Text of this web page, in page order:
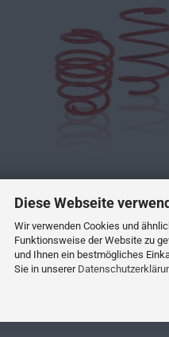
Diese Webseite
Wir verwenden Cookies und
Funktionsweise der Website zu
und Ihnen ein bestmögliches
Sie in unserer